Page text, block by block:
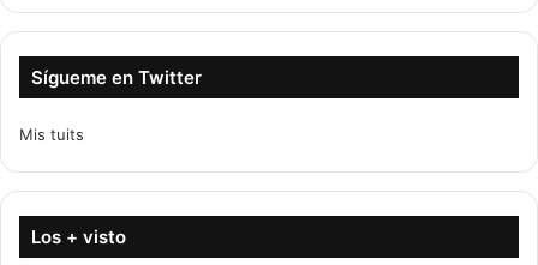
Sígueme en Twitter
Mis tuits
Los + visto